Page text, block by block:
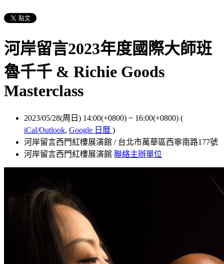
河岸留言2023年度國際大師班
魯千千 & Richie Goods
Masterclass
2023/05/28(周日) 14:00(+0800) ~ 16:00(+0800) (
iCal/Outlook, Google 日曆 )
河岸留言西門紅樓展演館 / 台北市萬華區西寧南路177號
河岸留言西門紅樓展演館 聯絡主辦單位